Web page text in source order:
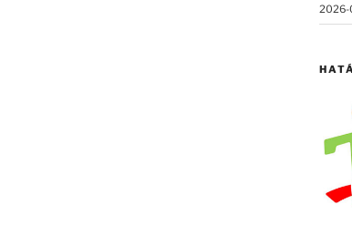
2026-